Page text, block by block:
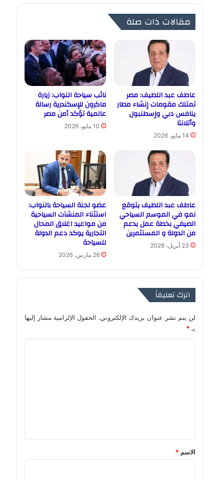
مقالات ذات صلة
عاطف عبد اللطيف: مصر
تمتلك مقومات إنشاء مطار
ينافس دبي وإسطنبول
وأتلانتا
14 مايو، 2026
نائب سياحة النواب: زيارة
ماكرون للإسكندرية رسالة
عالمية تؤكد أمن مصر
10 مايو، 2026
عاطف عبد اللطيف يتوقع
نمو في الموسم السياحي
الصيفي بخطة عمل بدعم
من الدولة و المستثمرين
23 أبريل، 2026
عضو لجنة السياحة بالنواب:
استثناء المنشآت السياحية
من مواعيد اغلاق المحال
التجارية يوكد دعم الدولة
للسياحة
26 مارس، 2026
اترك تعليقاً
لن يتم نشر عنوان بريدك الإلكتروني. الحقول الإلزامية مشار إليها
بـ*
*
الاسم *